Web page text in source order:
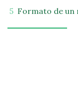
Formato de un